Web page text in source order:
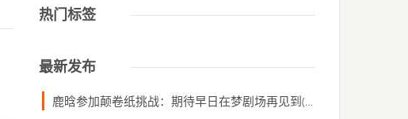
热门标签
最新发布
鹿晗参加颠卷纸挑战：期待早日在梦剧场再见到(2020-06-01)